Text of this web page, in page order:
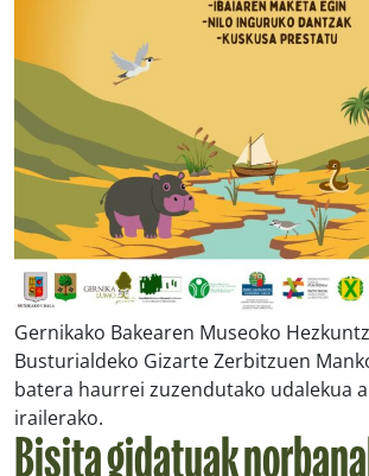
Gernikako Bakearen Museoko
Busturialdeko Gizarte Zerbitzuen
batera haurrei zuzendutako udalekua
irailerako.
Bisita gidatuak